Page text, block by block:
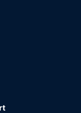
à internet com
para o terminal